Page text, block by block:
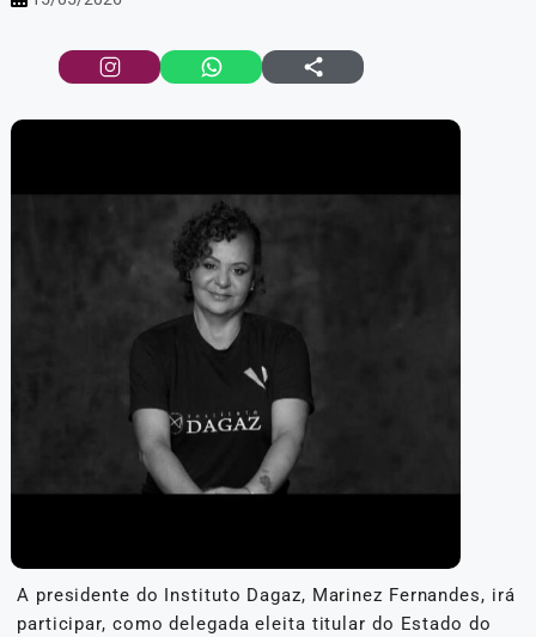
A presidente do Instituto Dagaz, Marinez Fernandes, irá
participar, como delegada eleita titular do Estado do